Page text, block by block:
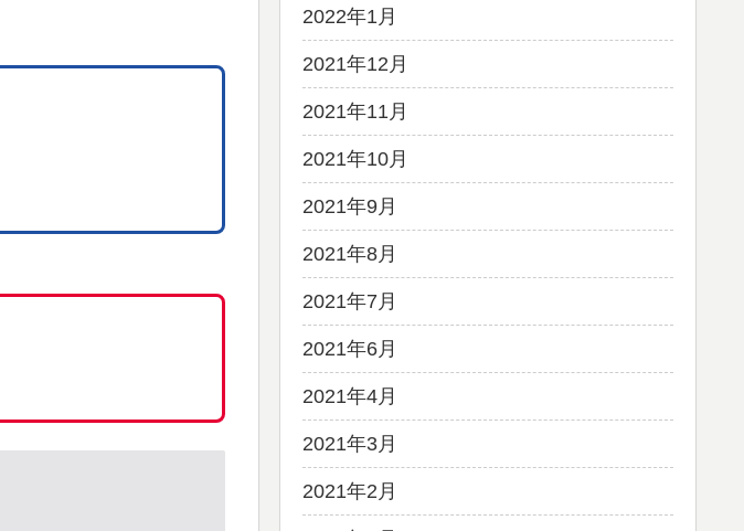
2022年1月
2021年12月
2021年11月
2021年10月
2021年9月
2021年8月
2021年7月
2021年6月
2021年4月
2021年3月
2021年2月